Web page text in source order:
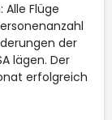
Flüge
der
lägen. Der
erfolgreich